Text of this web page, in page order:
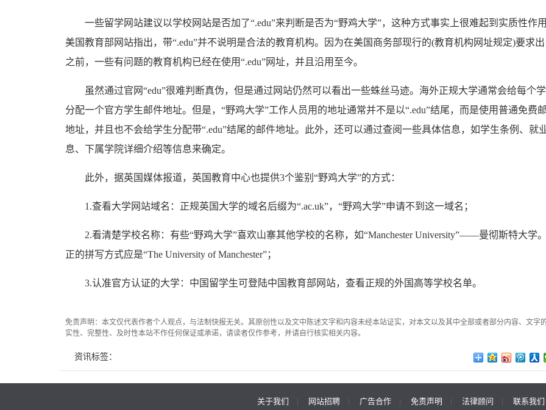
一些留学网站建议以学校网站是否加了“.edu”来判断是否为“野鸡大学”，这种方式事实上很难起到实质性作
美国教育部网站指出，带“.edu”并不说明是合法的教育机构。因为在美国商务部现行的(教育机构网址规定)要求
之前，一些有问题的教育机构已经在使用“.edu”网址，并且沿用至今。
虽然通过官网“edu”很难判断真伪，但是通过网站仍然可以看出一些蛛丝马迹。海外正规大学通常会给每个
分配一个官方学生邮件地址。但是，“野鸡大学”工作人员用的地址通常并不是以“.edu”结尾，而是使用普通免费
地址，并且也不会给学生分配带“.edu”结尾的邮件地址。此外，还可以通过查阅一些具体信息，如学生条例、就
息、下属学院详细介绍等信息来确定。
此外，据英国媒体报道，英国教育中心也提供3个鉴别“野鸡大学”的方式：
1.查看大学网站域名：正规英国大学的域名后缀为“.ac.uk”，“野鸡大学”申请不到这一域名；
2.看清楚学校名称：有些“野鸡大学”喜欢山寨其他学校的名称，如“Manchester University”——曼彻斯特大学
正的拼写方式应是“The University of Manchester”；
3.认准官方认证的大学：中国留学生可登陆中国教育部网站，查看正规的外国高等学校名单。
免责声明：本文仅代表作者个人观点，与法制快报无关。其原创性以及文中陈述文字和内容未经本站证实，对本文以及其中全部或者部分内容、文字
实性、完整性、及时性本站不作任何保证或承诺，请读者仅作参考，并请自行核实相关内容。
资讯标签：
关于我们 | 网站招聘| 广告合作| 免责声明 | 法律顾问 | 联系我们